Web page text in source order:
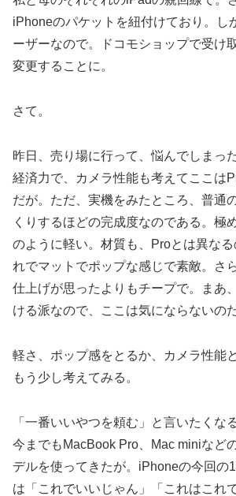
iPhoneのパケットを紐付けており。し
ーザーなので。ドコモショップで受け
変更することに。
さて。
昨日、売り場に行って、悩んでしまっ
経済力で、カメラ性能も考えてここは
だが。ただ、実機をみたところ、普通
くりするほどの完成度なのである。極
のように軽い。材質も、Proとは異なる
れでマットでポップな感じで素敵。さ
仕上げが思ったよりもチープで。まあ
ける派なので、ここは気にならないの
軽さ、ポップ感をとるか、カメラ性能
もう少し考えてみる。
「一番いいやつを頼む」と言いたくな
今までもMacBook Pro、Mac miniなど
デルを使ってきたが。iPhoneの今回の
は「これでいいじゃん」「これはこれ